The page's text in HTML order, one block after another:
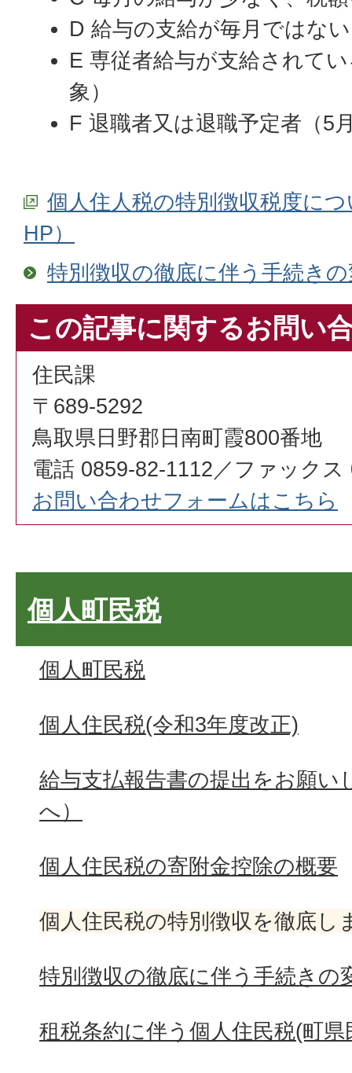
D 給与の支給が毎月ではな
E 専従者給与が支給されて
象）
F 退職者又は退職予定者（5
個人住人税の特別徴収税度に
HP）
特別徴収の徹底に伴う手続き
この記事に関するお問い
住民課
〒689-5292
鳥取県日野郡日南町霞800番地
電話 0859-82-1112／ファックス
お問い合わせフォームはこちら
個人町民税
個人町民税
個人住民税(令和3年度改正)
給与支払報告書の提出をお願い
へ）
個人住民税の寄附金控除の概要
個人住民税の特別徴収を徹底し
特別徴収の徹底に伴う手続きの
租税条約に伴う個人住民税(町